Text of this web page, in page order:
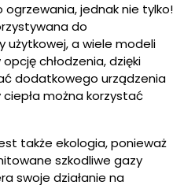
ogrzewania, jednak nie tylko!
do
użytkowej, a wiele modeli
chłodzenia, dzięki
dodatkowego urządzenia
można korzystać
także ekologia, ponieważ
szkodliwe gazy
swoje działanie na